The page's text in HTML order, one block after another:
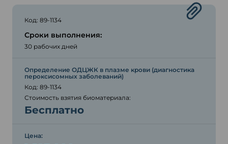
Код: 89-1134
Сроки выполнения:
30 рабочих дней
Определение ОДЦЖК в плазме крови (диагностика
пероксисомных заболеваний)
Код: 89-1134
Стоимость взятия биоматериала:
Бесплатно
Цена: